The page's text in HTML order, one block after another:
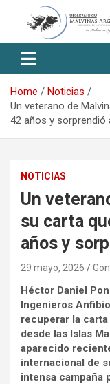
Negro
Home
Noticias
Un veterano de
42 años y sorprendió
NOTICIAS
Un
su carta
años y
29 mayo, 2026
Héctor Daniel
Ingenieros
recuperar la
desde las Islas
aparecido
internacional de
intensa campaña